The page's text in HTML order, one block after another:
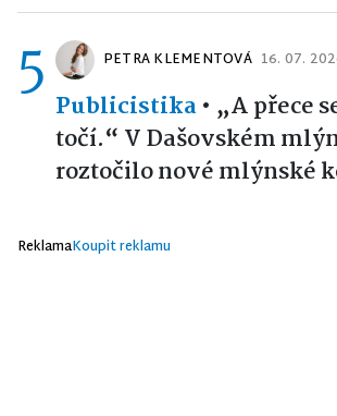
5 PETRA KLEMENTOVÁ 16. 07.
Publicistika• „A přece
točí.“ V Dašovském
roztočilo nové mlýnské
ReklamaKoupit reklamu